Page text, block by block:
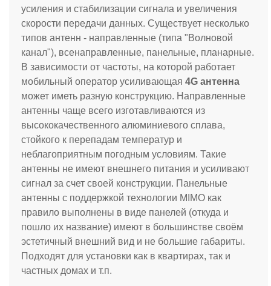
усиления и стабилизации сигнала и увеличения
скорости передачи данных. Существует несколько
типов антенн - направленные (типа "Волновой
канал"), всенаправленные, панельные, планарные.
В зависимости от частоты, на которой работает
мобильный оператор усиливающая 4G антенна
может иметь разную конструкцию. Направленные
антенны чаще всего изготавливаются из
высококачественного алюминиевого сплава,
стойкого к перепадам температур и
неблагоприятным погодным условиям. Такие
антенны не имеют внешнего питания и усиливают
сигнал за счет своей конструкции. Панельные
антенны с поддержкой технологии MIMO как
правило выполнены в виде панелей (откуда и
пошло их название) имеют в большинстве своём
эстетичный внешний вид и не большие габариты.
Подходят для установки как в квартирах, так и
частных домах и т.п.